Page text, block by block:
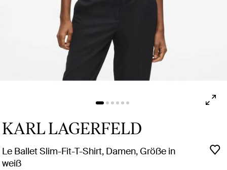
KARL LAGERFELD
Le Ballet Slim-Fit-T-Shirt, Damen, Größe in
weiß